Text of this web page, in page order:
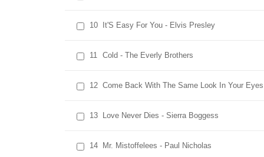
10 It'S Easy For You - Elvis Presley
11 Cold - The Everly Brothers
12 Come Back With The Same Look In Your
13 Love Never Dies - Sierra Boggess
14 Mr. Mistoffelees - Paul Nicholas